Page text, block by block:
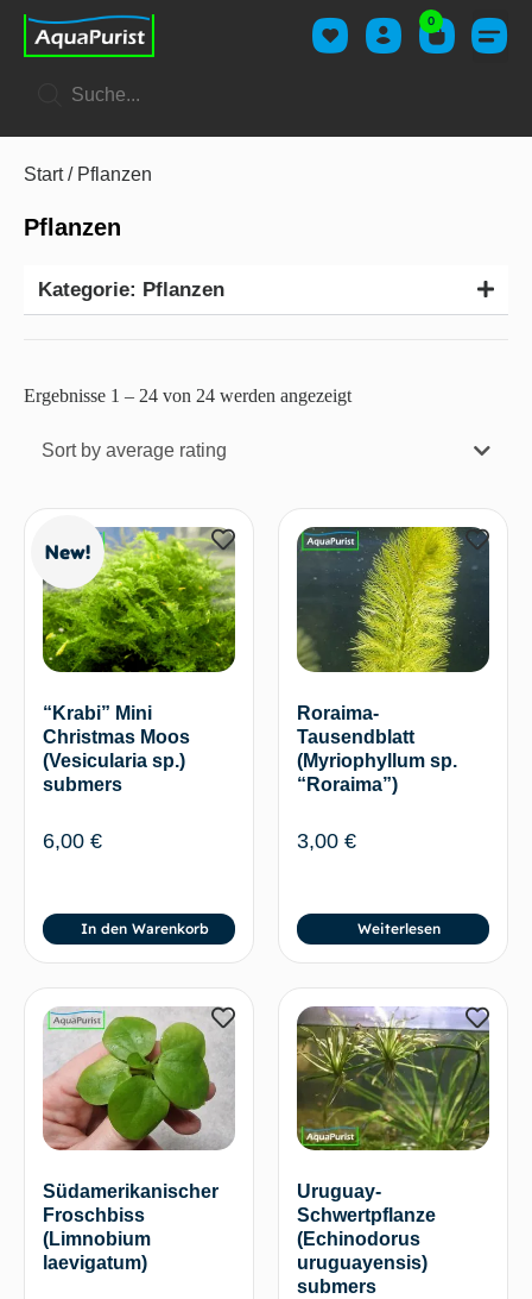
0
Start/ Pflanzen
Pflanzen
Kategorie: Pflanzen
Ergebnisse 1 – 24 von 24 werden angezeigt
Sort by average rating
New!
“Krabi” Mini
Christmas Moos
(Vesicularia sp.)
submers
6,00 €
In den Warenkorb
Roraima-
Tausendblatt
(Myriophyllum sp.
“Roraima”)
3,00 €
Weiterlesen
Südamerikanischer
Froschbiss
(Limnobium
laevigatum)
Uruguay-
Schwertpflanze
(Echinodorus
uruguayensis)
submers